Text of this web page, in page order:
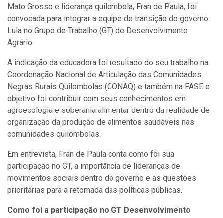
Mato Grosso e liderança quilombola, Fran de Paula, foi
convocada para integrar a equipe de transição do governo
Lula no Grupo de Trabalho (GT) de Desenvolvimento
Agrário.
A indicação da educadora foi resultado do seu trabalho na
Coordenação Nacional de Articulação das Comunidades
Negras Rurais Quilombolas (CONAQ) e também na FASE e
objetivo foi contribuir com seus conhecimentos em
agroecologia e soberania alimentar dentro da realidade de
organização da produção de alimentos saudáveis nas
comunidades quilombolas.
Em entrevista, Fran de Paula conta como foi sua
participação no GT, a importância de lideranças de
movimentos sociais dentro do governo e as questões
prioritárias para a retomada das políticas públicas.
Como foi a participação no GT Desenvolvimento